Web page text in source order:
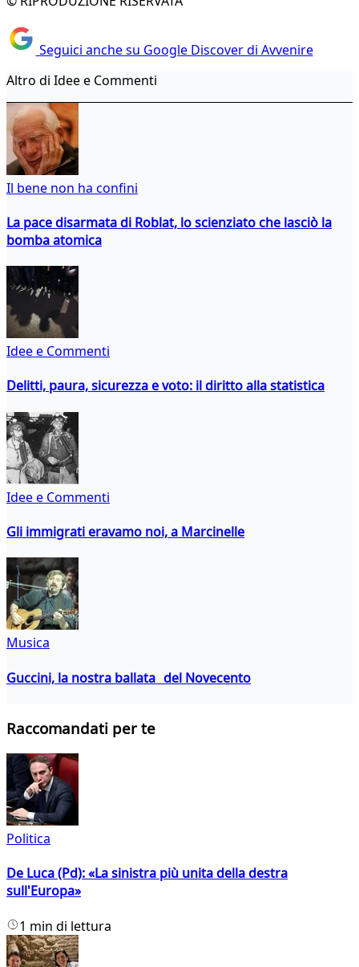
Seguici anche su Google Discover di Avvenire
Altro di Idee e Commenti
Il bene non ha confini
La pace disarmata di Roblat, lo scienziato che lasciò la
bomba atomica
Idee e Commenti
Delitti, paura, sicurezza e voto: il diritto alla statistica
Idee e Commenti
Gli immigrati eravamo noi, a Marcinelle
Musica
Guccini, la nostra ballata del Novecento
Raccomandati per te
Politica
De Luca (Pd): «La sinistra più unita della destra
sull'Europa»
1 min di lettura